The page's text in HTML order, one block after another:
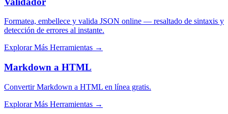
Formatea, embellece y valida JSON online — resaltado de sintaxis y
detección de errores al instante.
Explorar Más Herramientas →
Markdown a HTML
Convertir Markdown a HTML en línea gratis.
Explorar Más Herramientas →